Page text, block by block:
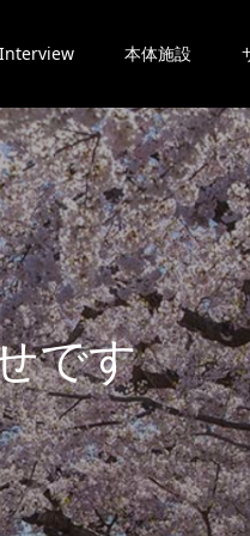
Interview 本体施設
です。